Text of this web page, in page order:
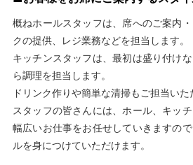
概ねホールスタッフは、席へのご案内
クの提供、レジ業務などを担当します。
キッチンスタッフは、最初は盛り付け
ら調理を担当します。
ドリンク作りや簡単な清掃もご担当いた
スタッフの皆さんには、ホール、キッ
幅広いお仕事をお任せしていきますの
ルを身につけていただけます。